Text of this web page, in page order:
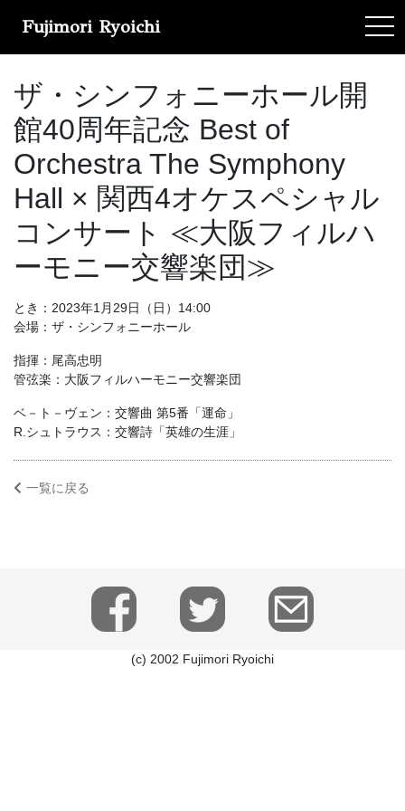
Fujimori Ryoichi
ザ・シンフォニーホール開
館40周年記念 Best of
Orchestra The Symphony
Hall × 関西4オケスペシャル
コンサート ≪大阪フィルハ
ーモニー交響楽団≫
とき：2023年1月29日（日）14:00
会場：ザ・シンフォニーホール
指揮：尾高忠明
管弦楽：大阪フィルハーモニー交響楽団
ベ－ト－ヴェン：交響曲 第5番「運命」
R.シュトラウス：交響詩「英雄の生涯」
一覧に戻る
(c) 2002 Fujimori Ryoichi